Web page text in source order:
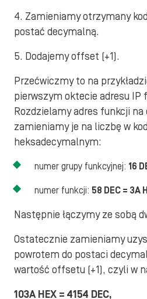
4. Zamieniamy otrzymany
postać decymalną.
5. Dodajemy offset (+1).
Przećwiczmy to na
pierwszym oktecie adresu IP
Rozdzielamy adres funkcji na
zamieniamy je na liczbę w
heksadecymalnym:
numer grupy funkcyjnej: 16
numer funkcji: 58 DEC = 3A
Następnie łączymy ze sobą
Ostatecznie zamieniamy
powrotem do postaci
wartość offsetu (+1), czyli w
103A HEX = 4154 DEC,